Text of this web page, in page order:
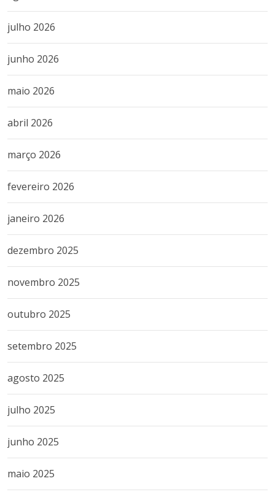
julho 2026
junho 2026
maio 2026
abril 2026
março 2026
fevereiro 2026
janeiro 2026
dezembro 2025
novembro 2025
outubro 2025
setembro 2025
agosto 2025
julho 2025
junho 2025
maio 2025